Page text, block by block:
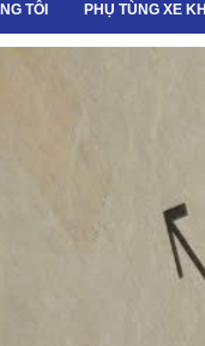
TÔI PHỤ TÙNG XE